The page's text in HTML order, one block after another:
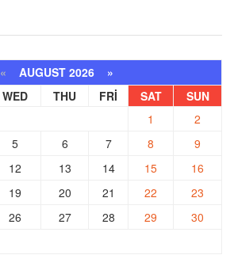
« AUGUST 2026 »
WED THU FRI SAT
SUN
1
2
5 6 7 8
9
12 13 14 15
16
19 20 21 22
23
26 27 28 29
30